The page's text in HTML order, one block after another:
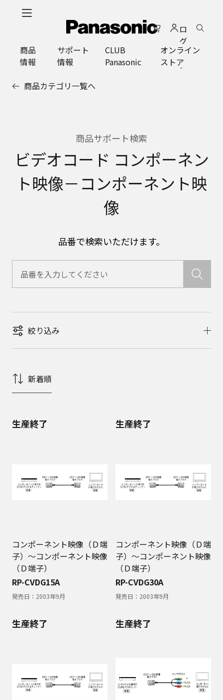
ロ
グ
イ
ン
商品
情報
サポート
情報
CLUB
Panasonic
オンライン
ストア
商品カテゴリ一覧へ
商品サポート検索
ビデオコード コンポーネン
ト映像－コンポーネント映
像
品番で検索いただけます。
絞り込み
新着順
生産終了
コンポーネント映像（Ｄ端
子）～コンポーネント映像
（Ｄ端子）
RP-CVDG15A
発売日： 2003年9月
生産終了
コンポーネント映像（Ｄ端
子）～コンポーネント映像
（Ｄ端子）
RP-CVDG30A
発売日： 2003年9月
生産終了 生産終了